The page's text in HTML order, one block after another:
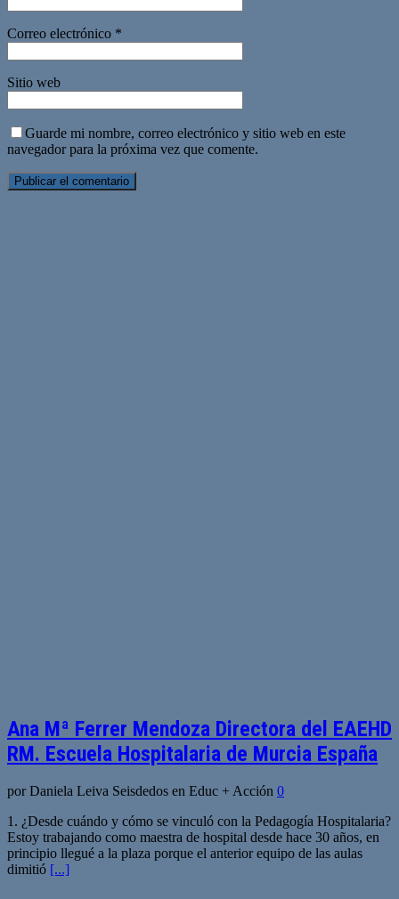
Correo electrónico *
Sitio web
Guarde mi nombre, correo electrónico y sitio web en este
navegador para la próxima vez que comente.
Ana Mª Ferrer Mendoza Directora del EAEHD
RM. Escuela Hospitalaria de Murcia España
por Daniela Leiva Seisdedos en Educ + Acción 0
1. ¿Desde cuándo y cómo se vinculó con la Pedagogía Hospitalaria?
Estoy trabajando como maestra de hospital desde hace 30 años, en
principio llegué a la plaza porque el anterior equipo de las aulas
dimitió [...]